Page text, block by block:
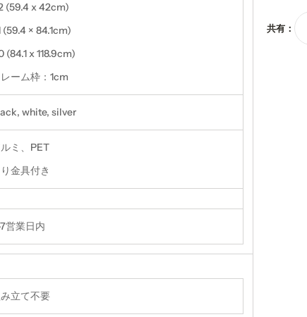
(59.4 x 42cm)
(59.4 × 84.1cm)
(84.1 x 118.9cm)
ーム枠：1cm
white, silver
ミ、PET
金具付き
営業日内
立て不要
共有：